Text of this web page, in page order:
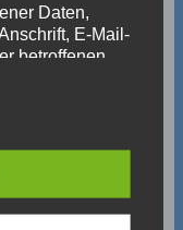
Daten,
E-Mail-
betroffenen
in
möchte unser
und